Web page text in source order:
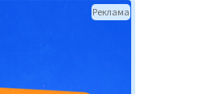
Реклама